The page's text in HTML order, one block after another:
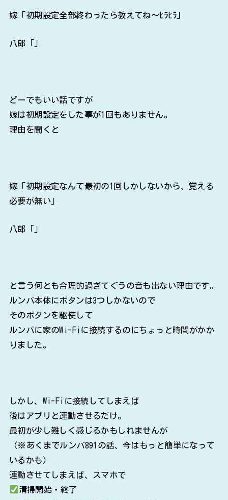
嫁「初期設定全部終わったら教えてね～ﾋﾗﾋﾗ」
八郎「」
どーでもいい話ですが
嫁は初期設定をした事が1回もありません。
理由を聞くと
嫁「初期設定なんて最初の1回しかしないから、覚える
必要が無い」
八郎「」
と言う何とも合理的過ぎてぐうの音も出ない理由です。
ルンバ本体にボタンは3つしかないので
そのボタンを駆使して
ルンバに家のWi-Fiに接続するのにちょっと時間がかか
りました。
しかし、Wi-Fiに接続してしまえば
後はアプリと連動させるだけ。
最初が少し難しく感じるかもしれませんが
（※あくまでルンバ891の話、今はもっと簡単になって
いるかも）
連動させてしまえば、スマホで
清掃開始・終了